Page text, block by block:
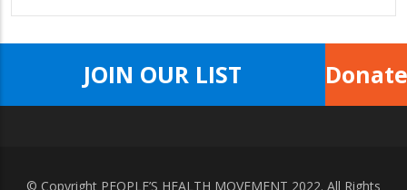
JOIN OUR LIST
© Copyright PEOPLE’S HEALTH MOVEMENT 2022. All Rights